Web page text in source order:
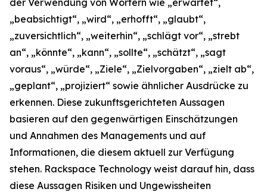
der Verwendung von Wörtern wie „erwartet“,
„beabsichtigt“, „wird“, „erhofft“, „glaubt“,
„zuversichtlich“, „weiterhin“, „schlägt vor“, „strebt
an“, „könnte“, „kann“, „sollte“, „schätzt“, „sagt
voraus“, „würde“, „Ziele“, „Zielvorgaben“, „zielt ab“,
„geplant“, „projiziert“ sowie ähnlicher Ausdrücke zu
erkennen. Diese zukunftsgerichteten Aussagen
basieren auf den gegenwärtigen Einschätzungen
und Annahmen des Managements und auf
Informationen, die diesem aktuell zur Verfügung
stehen. Rackspace Technology weist darauf hin, dass
diese Aussagen Risiken und Ungewissheiten